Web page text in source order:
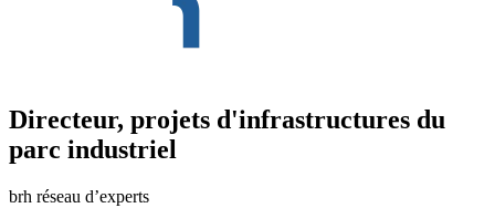
Directeur, projets d'infrastructures du
parc industriel
brh réseau d’experts